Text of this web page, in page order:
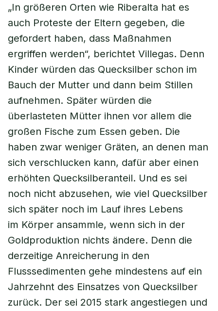
„In größeren Orten wie Riberalta hat es
auch Proteste der Eltern gegeben, die
gefordert haben, dass Maßnahmen
ergriffen werden“, berichtet Villegas. Denn
Kinder würden das Quecksilber schon im
Bauch der Mutter und dann beim Stillen
aufnehmen. Später würden die
überlasteten Mütter ihnen vor allem die
großen Fische zum Essen geben. Die
haben zwar weniger Gräten, an denen man
sich verschlucken kann, dafür aber einen
erhöhten Quecksilberanteil. Und es sei
noch nicht abzusehen, wie viel Quecksilber
sich später noch im Lauf ihres Lebens
im Körper ansammle, wenn sich in der
Goldproduktion nichts ändere. Denn die
derzeitige Anreicherung in den
Flusssedimenten gehe mindestens auf ein
Jahrzehnt des Einsatzes von Quecksilber
zurück. Der sei 2015 stark angestiegen und